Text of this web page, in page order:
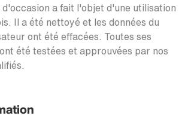
a fait l'objet d'une utilisation
Il a été nettoyé et les données du
ont été effacées. Toutes ses
été testées et approuvées par nos